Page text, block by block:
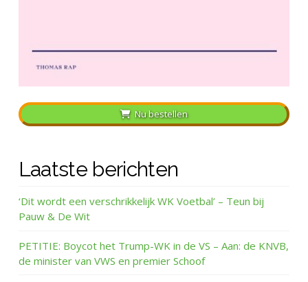
Nu bestellen
Laatste berichten
‘Dit wordt een verschrikkelijk WK Voetbal’ – Teun bij
Pauw & De Wit
PETITIE: Boycot het Trump-WK in de VS – Aan: de KNVB,
de minister van VWS en premier Schoof